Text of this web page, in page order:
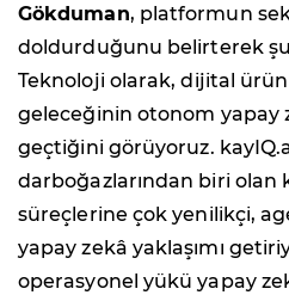
Gökduman, platformun
doldurduğunu belirterek
Teknoloji olarak, dijital
geleceğinin otonom yapay
geçtiğini görüyoruz.
darboğazlarından biri olan
süreçlerine çok yenilikçi,
yapay zekâ yaklaşımı
operasyonel yükü yapay